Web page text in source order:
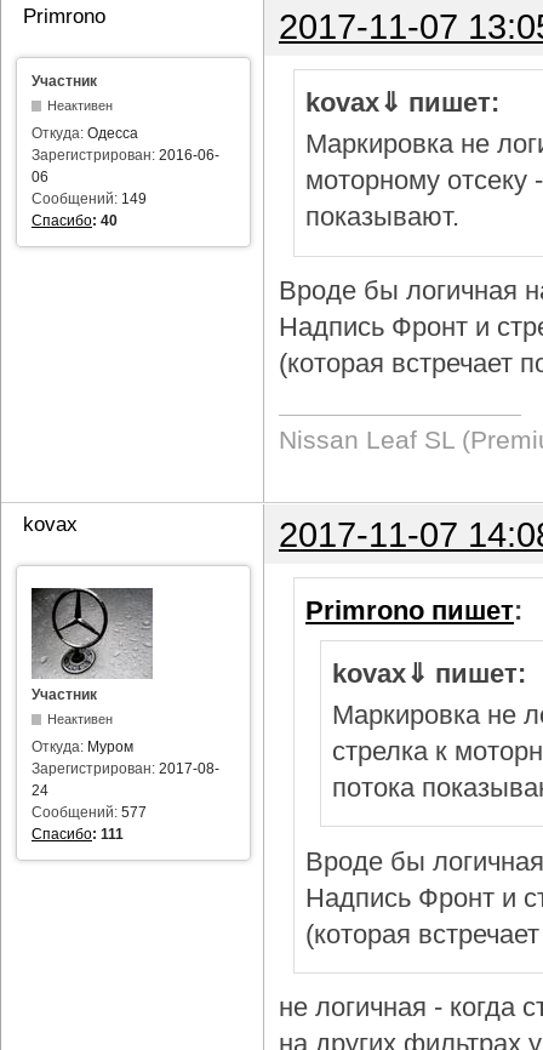
Primrono 2017-11-07
Участник
Неактивен
Откуда: Одесса
Зарегистрирован: 2016-06-
06
Сообщений: 149
Спасибо: 40
kovax⇓ пишет:
Маркировка не
моторному отсеку
показывают.
Вроде бы логичная
Надпись Фронт и
(которая встречает
Nissan Leaf SL
kovax 2017-11-07
Участник
Неактивен
Откуда: Муром
Зарегистрирован: 2017-08-
24
Сообщений: 577
Спасибо: 111
Primrono пишет:
kovax⇓ пишет:
Маркировка не
стрелка к
потока
Вроде бы
Надпись Фронт и
(которая
не логичная - когда
на других фильтрах